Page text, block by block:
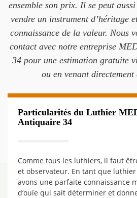
ensemble son prix. Il se peut
vendre un instrument d’héritage
connaissance de la valeur. Nous
contact avec notre entreprise
34 pour une estimation gratuite
ou en venant directement
Particularités du Luthier
Antiquaire 34
Comme tous les luthiers, il faut
et observateur. En tant que
avons une parfaite connaissance
d’ouïe qui sait déterminer et